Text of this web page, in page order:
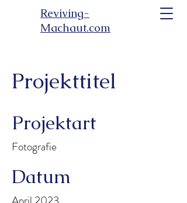
Reviving-
Machaut.com
Projekttitel
Projektart
Fotografie
Datum